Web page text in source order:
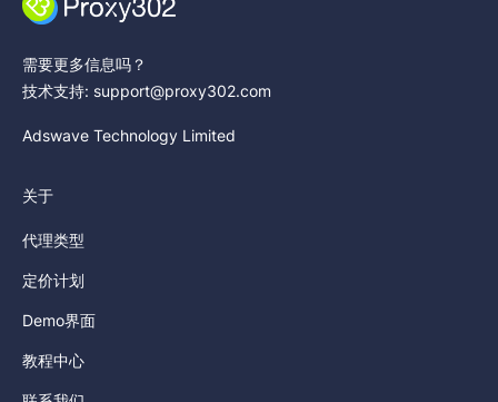
需要更多信息吗？
技术支持: support@proxy302.com
Adswave Technology Limited
关于
代理类型
定价计划
Demo界面
教程中心